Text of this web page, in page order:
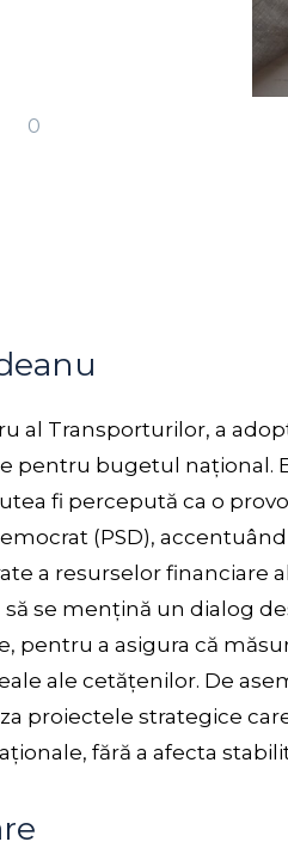
0
al Transporturilor, a
pentru bugetul național.
fi percepută ca o
(PSD),
a resurselor financiare
se mențină un dialog
pentru a asigura că
ale cetățenilor. De
proiectele strategice
fără a afecta